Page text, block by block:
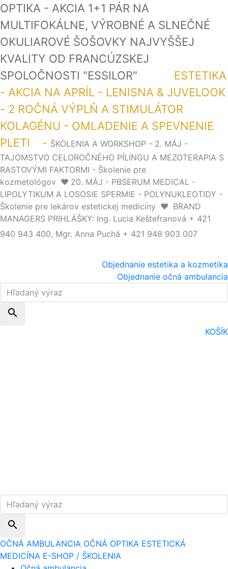
OPTIKA - AKCIA 1+1 PÁR NA
MULTIFOKÁLNE, VÝROBNÉ A SLNEČNÉ
OKULIAROVÉ ŠOŠOVKY NAJVYŠŠEJ
KVALITY OD FRANCÚZSKEJ
SPOLOČNOSTI "ESSILOR" ESTETIKA
- AKCIA NA APRÍL - LENISNA & JUVELOOK
- 2 ROČNÁ VÝPLŇ A STIMULÁTOR
KOLAGÉNU - OMLADENIE A SPEVNENIE
PLETI - ŠKOLENIA A WORKSHOP - 2. MÁJ -
TAJOMSTVO CELOROČNÉHO PÍLINGU A MEZOTERAPIA S
RASTOVÝMI FAKTORMI - Školenie pre
kozmetológov ❤️ 20. MÁJ - PBSERUM MEDICAL -
LIPOLYTIKUM A LOSOSIE SPERMIE - POLYNUKLEOTIDY -
Školenie pre lekárov estetickej medicíny ❤️ BRAND
MANAGERS PRIHLÁŠKY: Ing. Lucia Keštefranová + 421
940 943 400, Mgr. Anna Puchá + 421 948 903 007
Objednanie estetika a kozmetika
Objednanie očná ambulancia
search
KOŠÍK
search
OČNÁ AMBULANCIA OČNÁ OPTIKA ESTETICKÁ
MEDICÍNA E-SHOP / ŠKOLENIA